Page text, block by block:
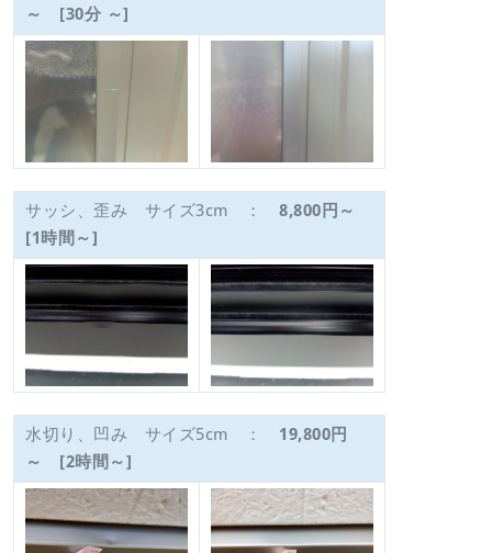
～ [30分 ～]
サッシ、歪み サイズ3cm ： 8,800円～
[1時間～]
水切り、凹み サイズ5cm ： 19,800円
～ [2時間～]